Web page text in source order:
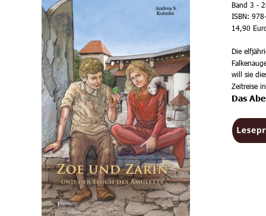
Band 3 -
ISBN:
14,90
Die
will sie
Zeitreise
Das